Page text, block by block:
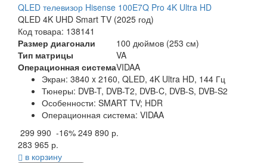
QLED телевизор Hisense 100E7Q Pro 4K Ultra HD
QLED 4K UHD Smart TV (2025 год)
Код товара: 138141
Размер диагонали
100 дюймов (253 см)
Тип матрицы
VA
Операционная системаVIDAA
Экран: 3840 x 2160, QLED, 4K Ultra HD, 144 Гц
Тюнеры: DVB-T, DVB-T2, DVB-C, DVB-S, DVB-S2
Особенности: SMART TV; HDR
Операционная система: VIDAA
299 990 -16% 249 890 р.
283 965 р.
в корзину